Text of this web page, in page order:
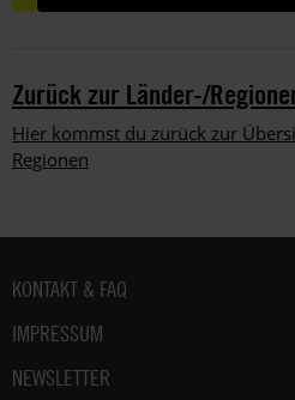
Zurück zur Länder-/
Hier kommst du zurück zur
Regionen
Fußbereich
KONTAKT & FAQ
IMPRESSUM
NEWSLETTER